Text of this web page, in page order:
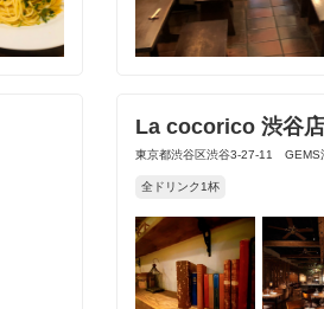
La cocorico 渋谷店
東京都渋谷区渋谷3-27-11 GEMS
全ドリンク1杯